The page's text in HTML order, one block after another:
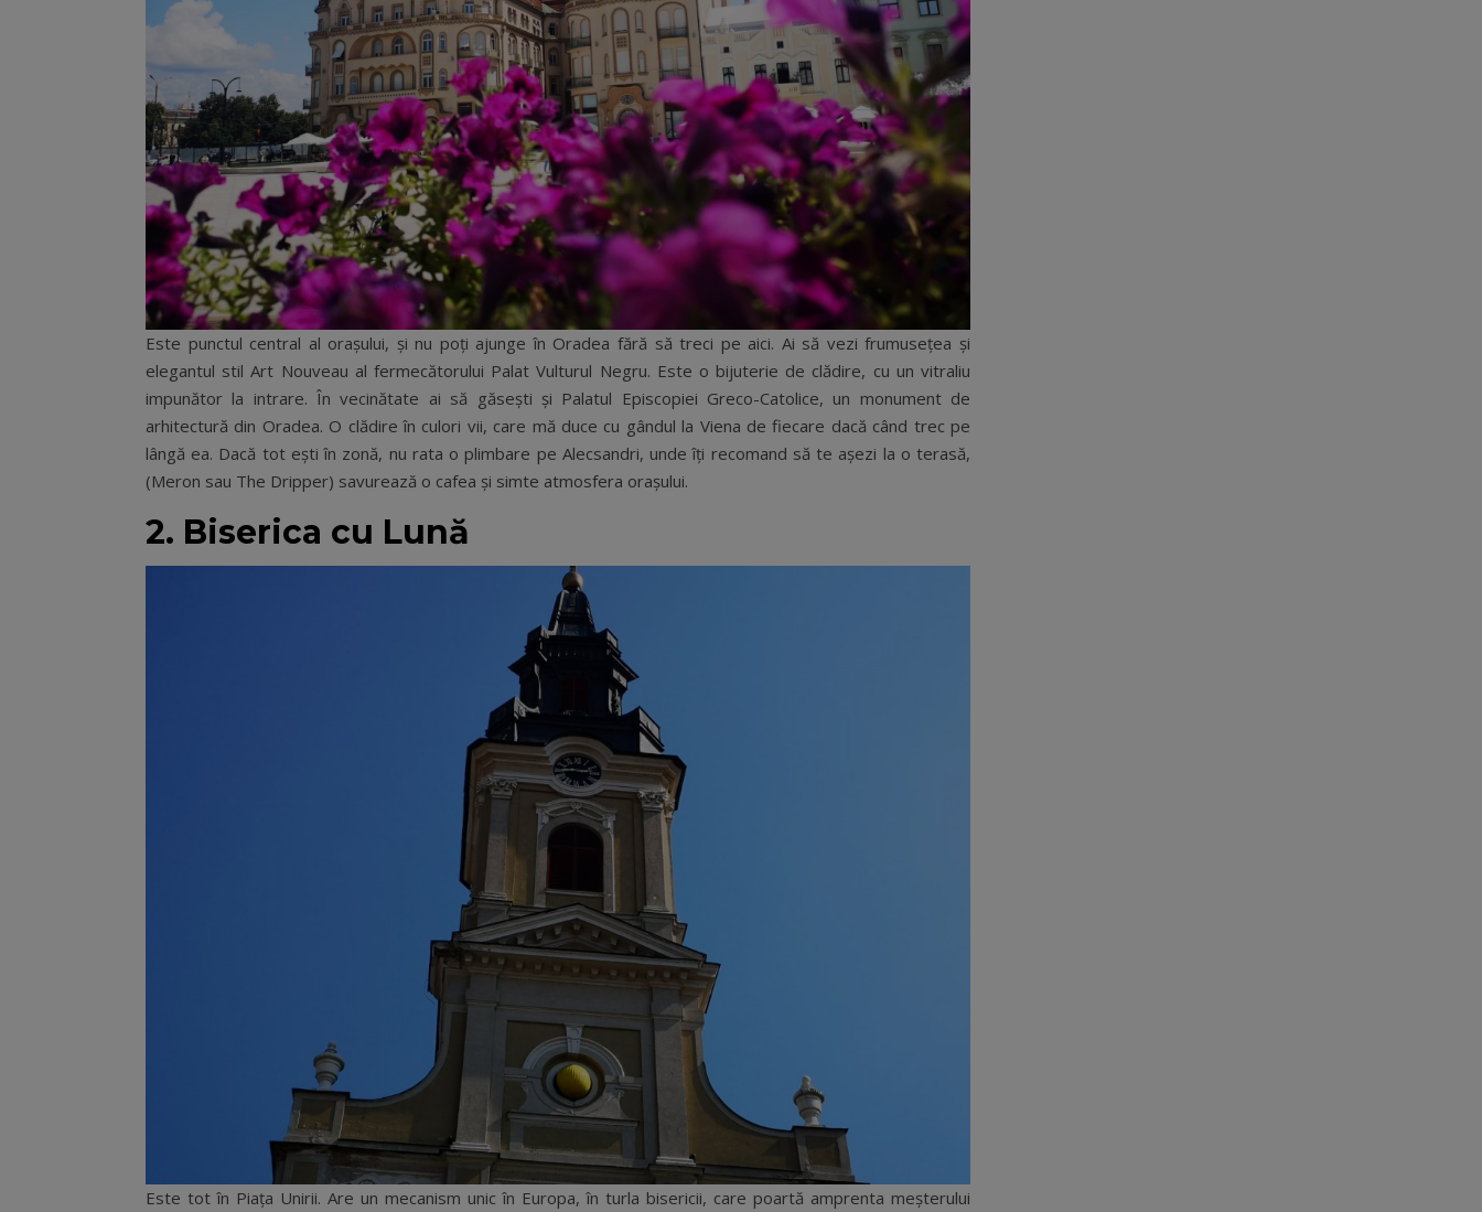
Este punctul central al orașului, și nu poți ajunge în Oradea fără să treci pe aici. Ai să vezi frumusețea și
elegantul stil Art Nouveau al fermecătorului Palat Vulturul Negru. Este o bijuterie de clădire, cu un vitraliu
impunător la intrare. În vecinătate ai să găsești și Palatul Episcopiei Greco-Catolice, un monument de
arhitectură din Oradea. O clădire în culori vii, care mă duce cu gândul la Viena de fiecare dacă când trec pe
lângă ea. Dacă tot ești în zonă, nu rata o plimbare pe Alecsandri, unde îți recomand să te așezi la o terasă,
(Meron sau The Dripper) savurează o cafea și simte atmosfera orașului.
2. Biserica cu Lună
Este tot în Piața Unirii. Are un mecanism unic în Europa, în turla bisericii, care poartă amprenta meşterului